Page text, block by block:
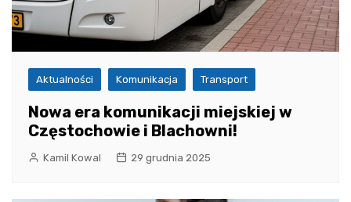
Aktualności Komunikacja Transport
Nowa era komunikacji miejskiej w
Częstochowie i Blachowni!
Kamil Kowal 29 grudnia 2025